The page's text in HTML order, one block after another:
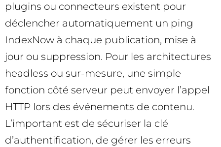
plugins ou connecteurs existent pour
déclencher automatiquement un ping
IndexNow à chaque publication, mise à
jour ou suppression. Pour les architectures
headless ou sur-mesure, une simple
fonction côté serveur peut envoyer l’appel
HTTP lors des événements de contenu.
L’important est de sécuriser la clé
d’authentification, de gérer les erreurs